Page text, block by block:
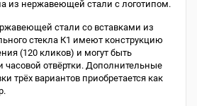
из нержавеющей стали с логотипом.
стали со вставками из
стекла К1 имеют конструкцию
(120 кликов) и могут быть
отвёртки. Дополнительные
трёх вариантов приобретается как